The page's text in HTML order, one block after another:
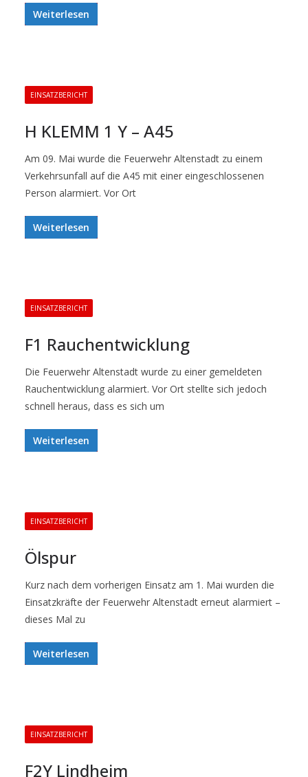
Weiterlesen
EINSATZBERICHT
H KLEMM 1 Y – A45
Am 09. Mai wurde die Feuerwehr Altenstadt zu einem
Verkehrsunfall auf die A45 mit einer eingeschlossenen
Person alarmiert. Vor Ort
Weiterlesen
EINSATZBERICHT
F1 Rauchentwicklung
Die Feuerwehr Altenstadt wurde zu einer gemeldeten
Rauchentwicklung alarmiert. Vor Ort stellte sich jedoch
schnell heraus, dass es sich um
Weiterlesen
EINSATZBERICHT
Ölspur
Kurz nach dem vorherigen Einsatz am 1. Mai wurden die
Einsatzkräfte der Feuerwehr Altenstadt erneut alarmiert –
dieses Mal zu
Weiterlesen
EINSATZBERICHT
F2Y Lindheim